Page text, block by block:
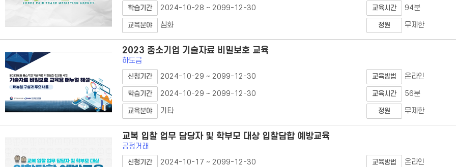
학습기간 2024-10-28 ~ 2099-12-30 교육시간 94분
교육분야 심화 정원 무제한
2023 중소기업 기술자료 비밀보호 교육
하도급
신청기간 2024-10-29 ~ 2099-12-30 교육방법 온라인
학습기간 2024-10-29 ~ 2099-12-30 교육시간 56분
교육분야 기타 정원 무제한
교복 입찰 업무 담당자 및 학부모 대상 입찰담합 예방교육
공정거래
신청기간 2024-10-17 ~ 2099-12-30 교육방법 온라인